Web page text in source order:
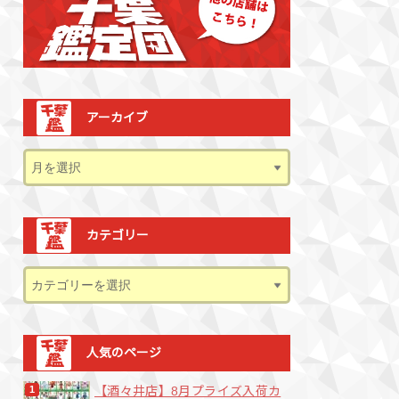
アーカイブ
カテゴリー
人気のページ
【酒々井店】8月プライズ入荷カ